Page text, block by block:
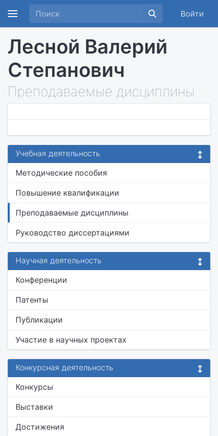
Войти
Лесной Валерий
Степанович
Преподаваемые дисциплины
Учебная деятельность
Методические пособия
Повышение квалификации
Преподаваемые дисциплины
Руководство диссертациями
Научная деятельность
Конференции
Патенты
Публикации
Участие в научных проектах
Конкурсная деятельность
Конкурсы
Выставки
Достижения